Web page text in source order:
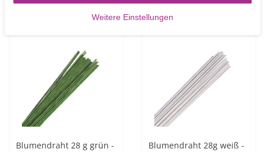
Blumendraht 28 g grün -
Blumendraht 28g weiß -
Weitere Einstellungen